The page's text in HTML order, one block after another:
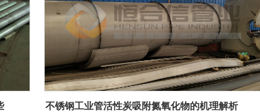
热烈祝贺楚能新能源（孝感）锂电池产业园项目顺